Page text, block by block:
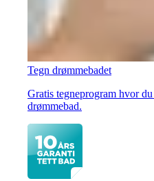
Tegn drømmebadet
Gratis tegneprogram hvor
drømmebad.